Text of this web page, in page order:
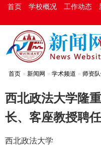
首页 学校概况 工作动态
首页 新闻网 学术频道 师资
西北政法大学隆
长、客座教授聘
西北政法大学